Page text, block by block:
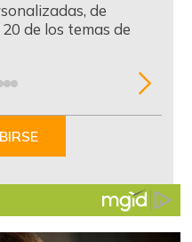
de
de los temas de